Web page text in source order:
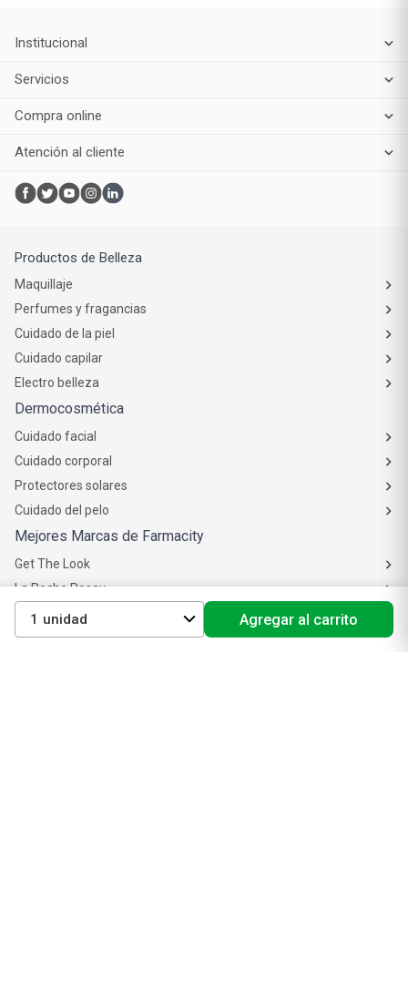
1 Agregar al carrito
Institucional
Servicios
Compra online
Atención al cliente
Productos de Belleza
Maquillaje
Perfumes y fragancias
Cuidado de la piel
Cuidado capilar
Electro belleza
Dermocosmética
Cuidado facial
Cuidado corporal
Protectores solares
Cuidado del pelo
Mejores Marcas de Farmacity
Get The Look
Vichy
Eucerin